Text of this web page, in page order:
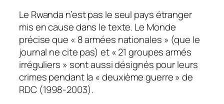
Le Rwanda n’est pas le seul pays étranger
mis en cause dans le texte. Le Monde
précise que « 8 armées nationales » (que le
journal ne cite pas) et « 21 groupes armés
irréguliers » sont aussi désignés pour leurs
crimes pendant la « deuxième guerre » de
RDC (1998-2003).